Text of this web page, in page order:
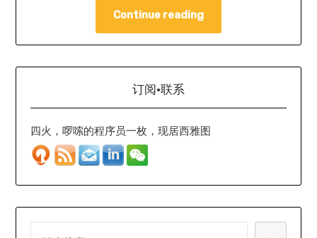
Continue reading
订阅·联系
四火，啰嗦的程序员一枚，现居西雅图